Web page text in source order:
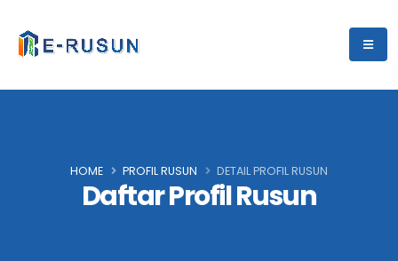
Daftar Profil Rusun
HOME PROFIL RUSUN DETAIL PROFIL RUSUN